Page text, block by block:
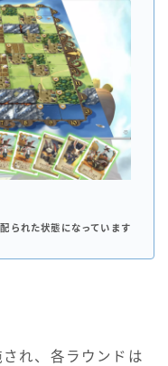
られた状態になっています
れ、各ラウンドは